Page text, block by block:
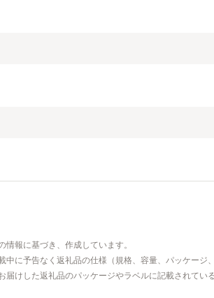
報に基づき、作成しています。
中に予告なく返礼品の仕様（規格、容量、パッケージ
届けした返礼品のパッケージやラベルに記載されてい